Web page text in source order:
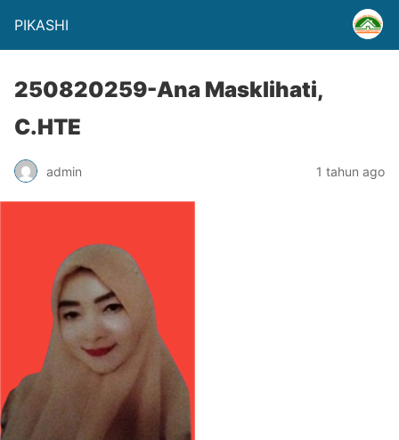
PIKASHI
250820259-Ana Masklihati,
C.HTE
admin 1 tahun ago